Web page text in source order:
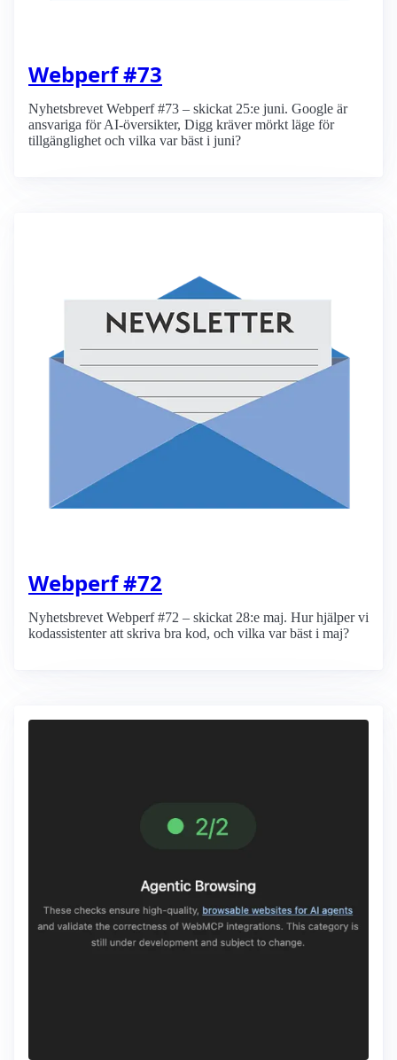
Webperf #73
Nyhetsbrevet Webperf #73 – skickat 25:e juni. Google är
ansvariga för AI-översikter, Digg kräver mörkt läge för
tillgänglighet och vilka var bäst i juni?
Webperf #72
Nyhetsbrevet Webperf #72 – skickat 28:e maj. Hur hjälper vi
kodassistenter att skriva bra kod, och vilka var bäst i maj?